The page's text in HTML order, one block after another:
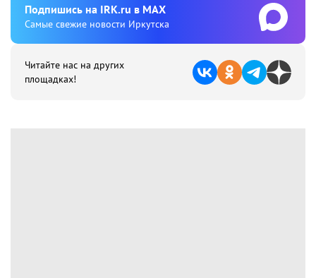
Подпишиcь на IRK.ru в MAX
Cамые свежие новости Иркутска
Читайте нас на других
площадках!